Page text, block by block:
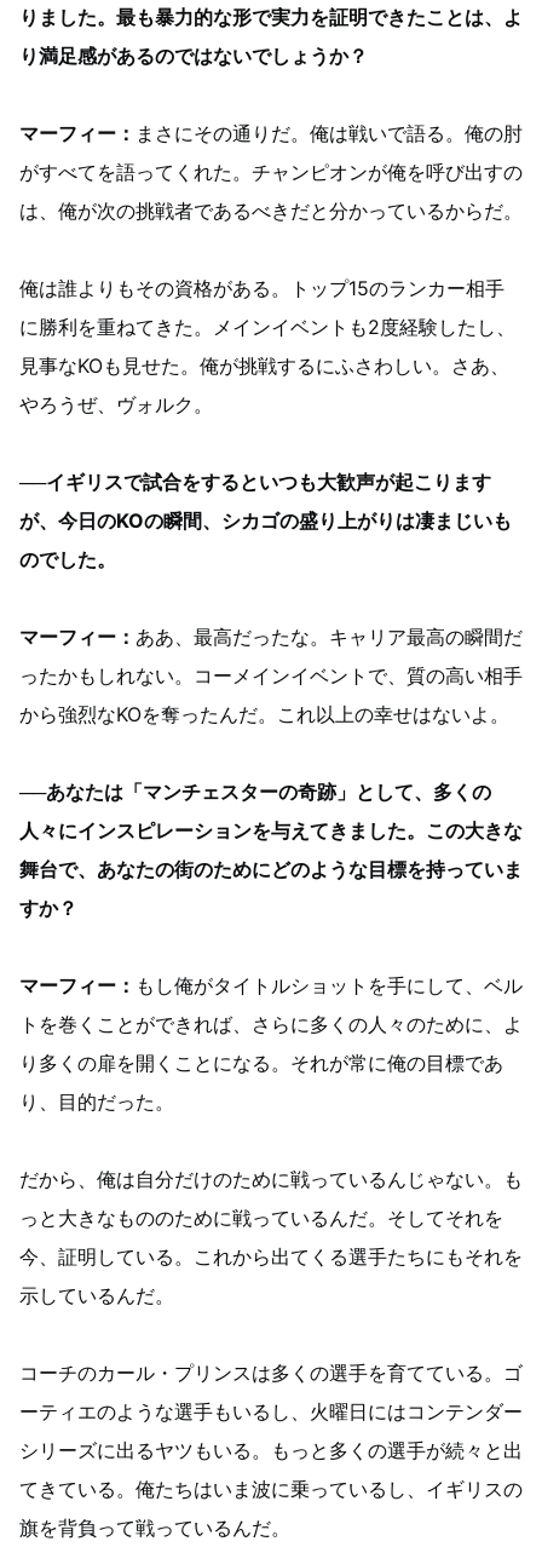
りました。最も暴力的な形で実力を証明できたことは、よ
り満足感があるのではないでしょうか？
マーフィー： まさにその通りだ。俺は戦いで語る。俺の肘
がすべてを語ってくれた。チャンピオンが俺を呼び出すの
は、俺が次の挑戦者であるべきだと分かっているからだ。
俺は誰よりもその資格がある。トップ15のランカー相手
に勝利を重ねてきた。メインイベントも2度経験したし、
見事なKOも見せた。俺が挑戦するにふさわしい。さあ、
やろうぜ、ヴォルク。
──イギリスで試合をするといつも大歓声が起こります
が、今日のKOの瞬間、シカゴの盛り上がりは凄まじいも
のでした。
マーフィー： ああ、最高だったな。キャリア最高の瞬間だ
ったかもしれない。コーメインイベントで、質の高い相手
から強烈なKOを奪ったんだ。これ以上の幸せはないよ。
──あなたは「マンチェスターの奇跡」として、多くの
人々にインスピレーションを与えてきました。この大きな
舞台で、あなたの街のためにどのような目標を持っていま
すか？
マーフィー： もし俺がタイトルショットを手にして、ベル
トを巻くことができれば、さらに多くの人々のために、よ
り多くの扉を開くことになる。それが常に俺の目標であ
り、目的だった。
だから、俺は自分だけのために戦っているんじゃない。も
っと大きなもののために戦っているんだ。そしてそれを
今、証明している。これから出てくる選手たちにもそれを
示しているんだ。
コーチのカール・プリンスは多くの選手を育てている。ゴ
ーティエのような選手もいるし、火曜日にはコンテンダー
シリーズに出るヤツもいる。もっと多くの選手が続々と出
てきている。俺たちはいま波に乗っているし、イギリスの
旗を背負って戦っているんだ。